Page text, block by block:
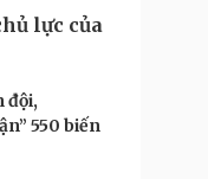
khuya
lực của
đội,
550 biến